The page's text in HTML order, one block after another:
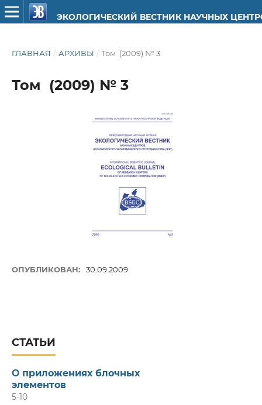
ЭКОЛОГИЧЕСКИЙ ВЕСТНИК НАУЧНЫХ
ГЛАВНАЯ / АРХИВЫ / Том (2009) № 3
Том (2009) № 3
ОПУБЛИКОВАН: 30.09.2009
СТАТЬИ
О приложениях блочных
элементов
5-10